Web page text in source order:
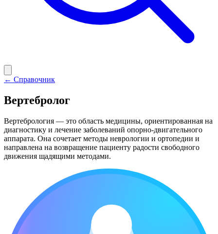
← Справочник
Вертебролог
Вертебрология — это область медицины, ориентированная на
диагностику и лечение заболеваний опорно-двигательного
аппарата. Она сочетает методы неврологии и ортопедии и
направлена на возвращение пациенту радости свободного
движения щадящими методами.